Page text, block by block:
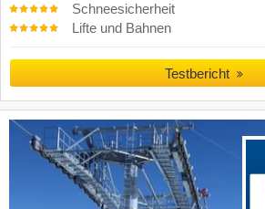
Schneesicherheit
Lifte und Bahnen
Testbericht